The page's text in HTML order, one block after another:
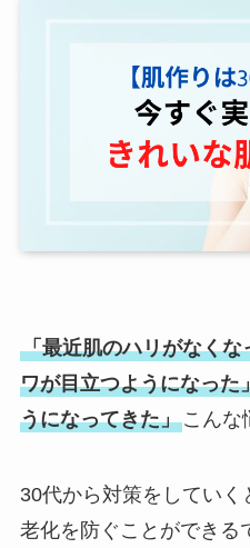
「最近肌のハリがなく
ワが目立つようになった
うになってきた」こんな
30代から対策をしてい
老化を防ぐことができる